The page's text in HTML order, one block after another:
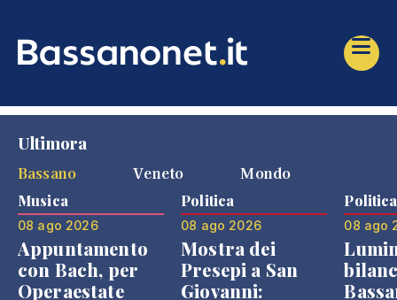
Ultimora
Bassano
Veneto Mondo
Musica
08 ago 2026
Appuntamento
con Bach, per
Operaestate
Politica
08 ago 2026
Mostra dei
Presepi a San
Giovanni:
Politica
08 ago